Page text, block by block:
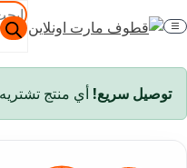
إلى
إلىالفئة
عن
توصيل سريع! أي منتج